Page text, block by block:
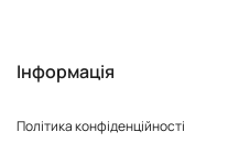
Інформація
Політика конфіденційності